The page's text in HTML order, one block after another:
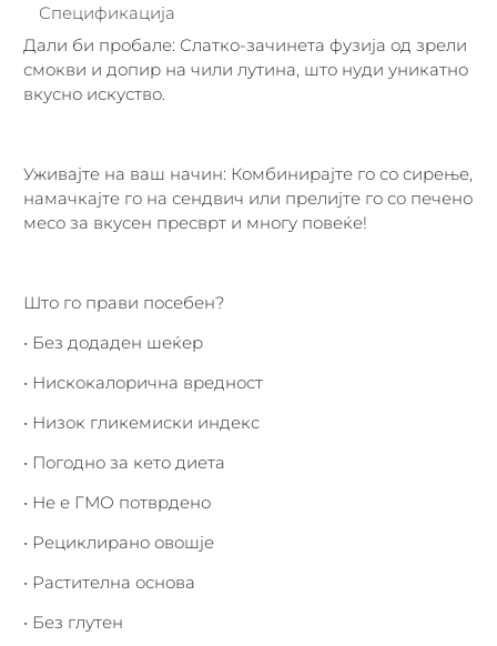
Спецификација
Дали би пробале: Слатко-зачинета фузија од зрели
смокви и допир на чили лутина, што нуди уникатно
вкусно искуство.
Уживајте на ваш начин: Комбинирајте го со сирење,
намачкајте го на сендвич или прелијте го со печено
месо за вкусен пресврт и многу повеќе!
Што го прави посебен?
• Без додаден шеќер
• Нискокалорична вредност
• Низок гликемиски индекс
• Погодно за кето диета
• Не е ГМО потврдено
• Рециклирано овошје
• Растителна основа
• Без глутен